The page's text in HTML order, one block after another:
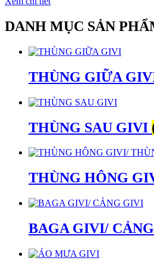
DANH MỤC SẢN
THÙNG GIỮA
THÙNG SAU GIVI
THÙNG HÔNG
BAGA GIVI/